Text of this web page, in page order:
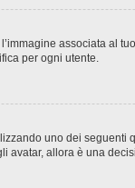
associata al
per ogni utente.
uno dei
allora è una